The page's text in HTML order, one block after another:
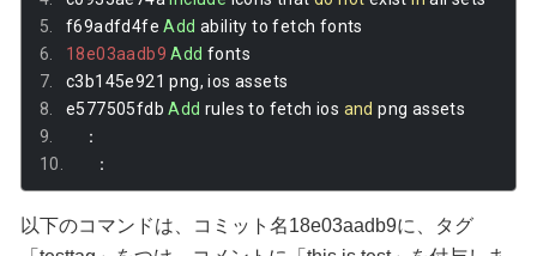
f69adfd4fe Add ability to fetch fonts
18e03aadb9 Add fonts
c3b145e921 png, ios assets
e577505fdb Add rules to fetch ios and png assets
：
：
以下のコマンドは、コミット名18e03aadb9に、タグ